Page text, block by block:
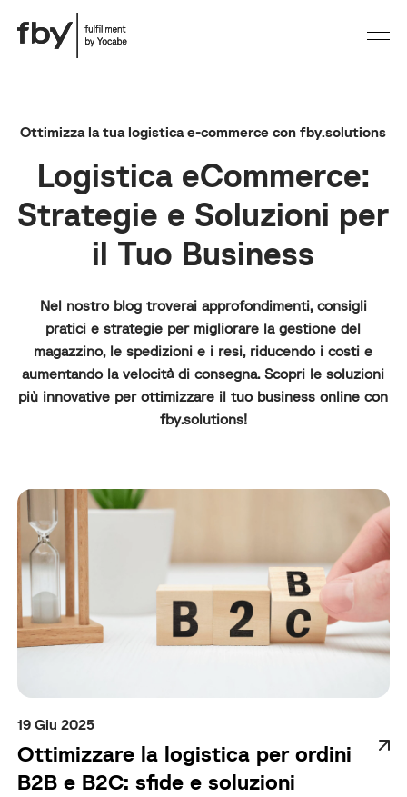
Ottimizza la tua logistica e-commerce con fby.solutions
Logistica eCommerce:
Strategie e Soluzioni per
il Tuo Business
Nel nostro blog troverai approfondimenti, consigli
pratici e strategie per migliorare la gestione del
magazzino, le spedizioni e i resi, riducendo i costi e
aumentando la velocità di consegna. Scopri le soluzioni
più innovative per ottimizzare il tuo business online con
fby.solutions!
19 Giu 2025
Ottimizzare la logistica per ordini
B2B e B2C: sfide e soluzioni